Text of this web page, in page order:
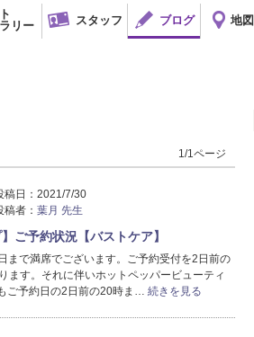
リー
スタッフ ブログ 地図
1/1ページ
稿日： 2021/7/30
稿者： 葉月 先生
ご予約状況【バストケア】
まで満席でございます。ご予約受付を2日前の
ます。それに伴いホットペッパービューティ
ご予約日の2日前の20時ま… 続きを見る